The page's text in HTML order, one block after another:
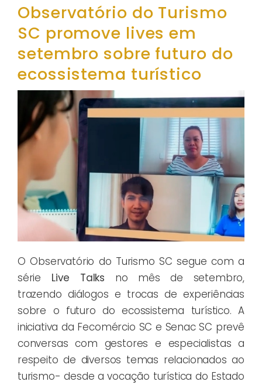
Observatório do Turismo
SC promove lives em
setembro sobre futuro do
ecossistema turístico
O Observatório do Turismo SC segue com a
série Live Talks no mês de setembro,
trazendo diálogos e trocas de experiências
sobre o futuro do ecossistema turístico. A
iniciativa da Fecomércio SC e Senac SC prevê
conversas com gestores e especialistas a
respeito de diversos temas relacionados ao
turismo- desde a vocação turística do Estado